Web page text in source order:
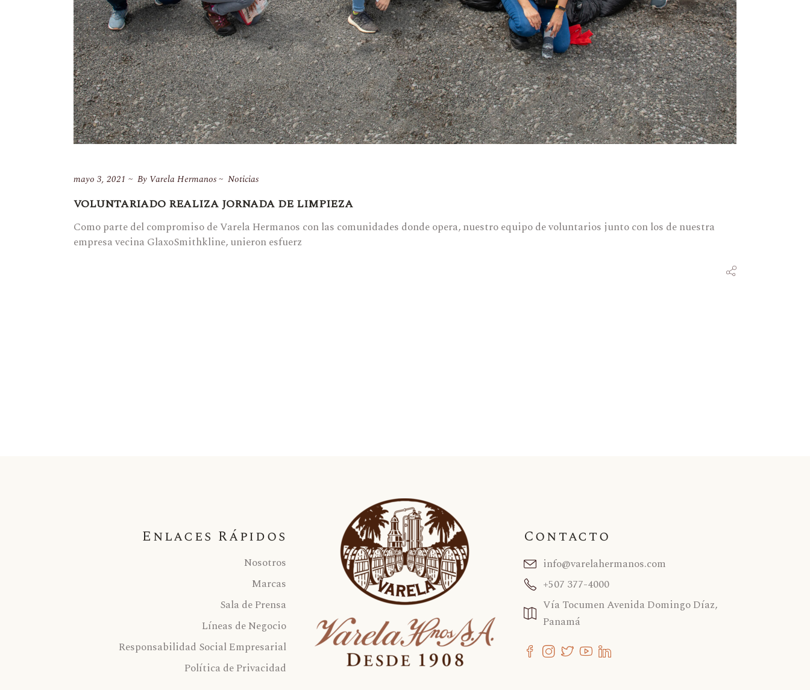
mayo 3, 2021 By Varela Hermanos Noticias
VOLUNTARIADO REALIZA JORNADA DE LIMPIEZA
Como parte del compromiso de Varela Hermanos con las comunidades donde opera, nuestro equipo de voluntarios junto con los de nuestra
empresa vecina GlaxoSmithkline, unieron esfuerz
Enlaces Rápidos
Nosotros
Marcas
Sala de Prensa
Líneas de Negocio
Responsabilidad Social Empresarial
Política de Privacidad
Contacto
info@varelahermanos.com
+507 377-4000
Vía Tocumen Avenida Domingo Díaz,
Panamá